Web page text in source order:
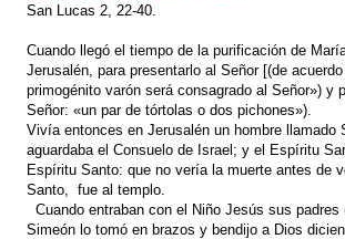
San Lucas 2, 22-40.
Cuando llegó el tiempo de la purificación de
Jerusalén, para presentarlo al Señor [(de
primogénito varón será consagrado al Señor») y
Señor: «un par de tórtolas o dos pichones»).
Vivía entonces en Jerusalén un hombre llamado
aguardaba el Consuelo de Israel; y el Espíritu
Espíritu Santo: que no vería la muerte antes de
Santo, fue al templo.
Cuando entraban con el Niño Jesús sus
Simeón lo tomó en brazos y bendijo a Dios